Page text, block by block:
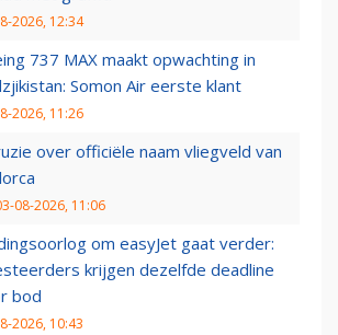
2026, 12:34
737 MAX maakt opwachting in
Somon Air eerste klant
2026, 11:26
over officiële naam vliegveld van
08-2026, 11:06
om easyJet gaat verder:
krijgen dezelfde deadline
bod
2026, 10:43